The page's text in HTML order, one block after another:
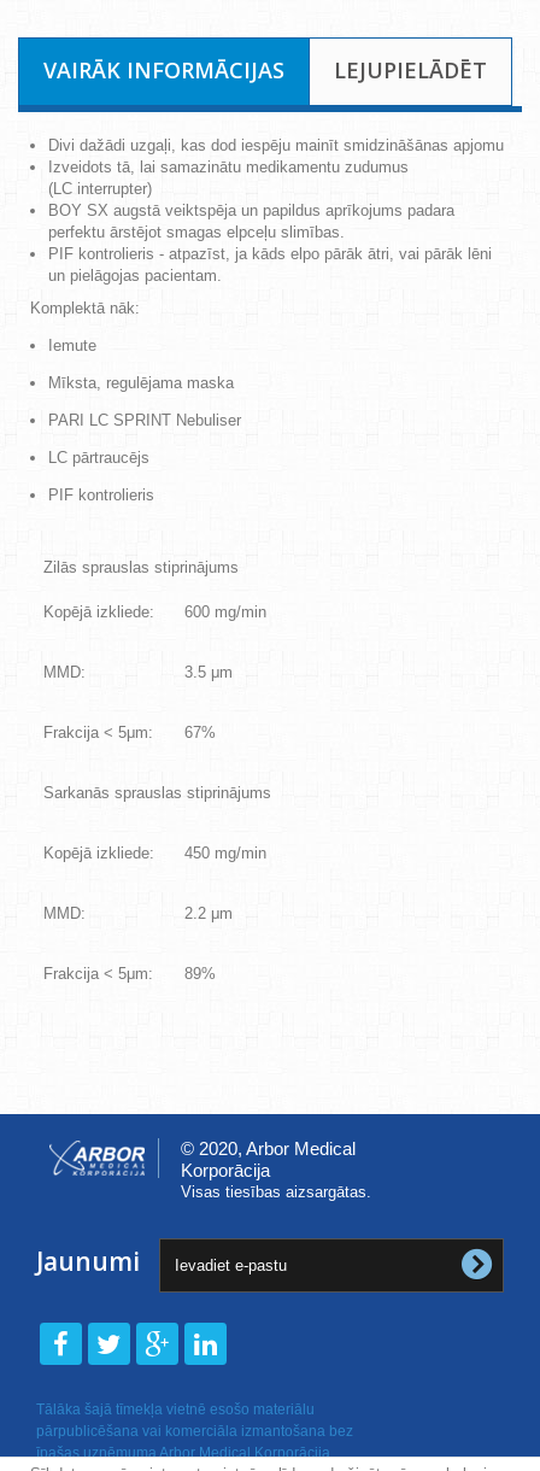
VAIRĀK INFORMĀCIJAS LEJUPIELĀDĒT
Divi dažādi uzgaļi, kas dod iespēju mainīt smidzināšānas apjomu
Izveidots tā, lai samazinātu medikamentu zudumus
(LC interrupter)
BOY SX augstā veiktspēja un papildus aprīkojums padara
perfektu ārstējot smagas elpceļu slimības.
PIF kontrolieris - atpazīst, ja kāds elpo pārāk ātri, vai pārāk lēni
un pielāgojas pacientam.
Komplektā nāk:
Iemute
Mīksta, regulējama maska
PARI LC SPRINT Nebuliser
LC pārtraucējs
PIF kontrolieris
Zilās sprauslas stiprinājums
Kopējā izkliede: 600 mg/min
MMD: 3.5 μm
Frakcija < 5μm: 67%
Sarkanās sprauslas stiprinājums
Kopējā izkliede: 450 mg/min
MMD: 2.2 μm
Frakcija < 5μm: 89%
© 2020, Arbor Medical
Korporācija
Visas tiesības aizsargātas.
Jaunumi
Tālāka šajā tīmekļa vietnē esošo materiālu
pārpublicēšana vai komerciāla izmantošana bez
īpašas uzņēmuma Arbor Medical Korporācija